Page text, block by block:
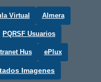
Virtual Almera
PQRSF Usuarios
Hus ePlux
Imagenes